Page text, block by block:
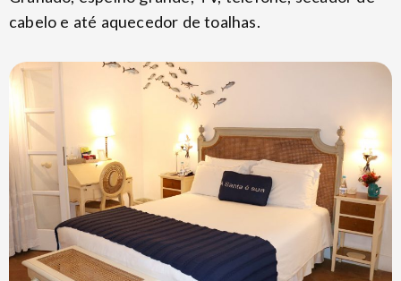
cabelo e até aquecedor de toalhas.